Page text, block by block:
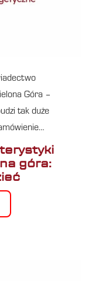
Góra –
tak duże
góra: